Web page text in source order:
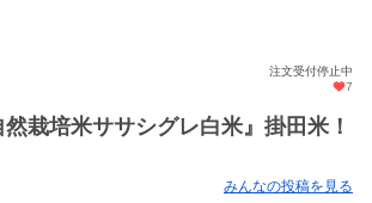
注文受付停止中
7
栽培米ササシグレ白米』掛田米！
みんなの投稿を見る